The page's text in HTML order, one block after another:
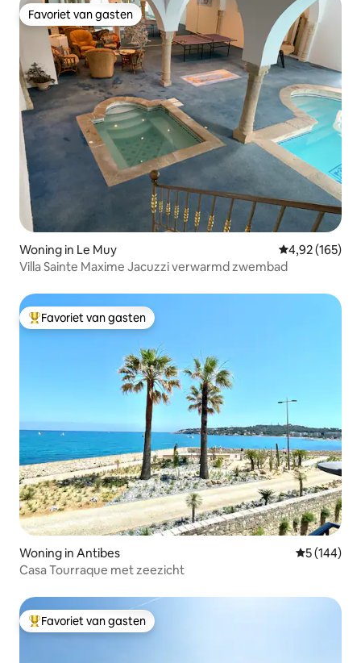
Favoriet van gasten
Favoriet van gasten
Woning in Le Muy Gemiddelde
4,92 (165)
Villa Sainte Maxime Jacuzzi verwarmd zwembad
Topfavoriet van gasten
Favoriet van gasten
Woning in Antibes
5 (144)
Casa Tourraque met zeezicht
Topfavoriet van gasten
Favoriet van gasten